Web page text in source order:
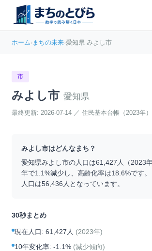
ホーム›まちの未来›愛知県 みよし市
市
みよし市 愛知県
最終更新: 2026-07-14 ／ 住民基本台帳（2023年）
みよし市はどんなまち？
愛知県みよし市の人口は61,427 人（2023
年で1.1%減少し、高齢化率は18.6%です
人口は56,436 人となっています。
30秒まとめ
現在人口: 61,427人 (2023年)
10年変化率: -1.1% (減少傾向)